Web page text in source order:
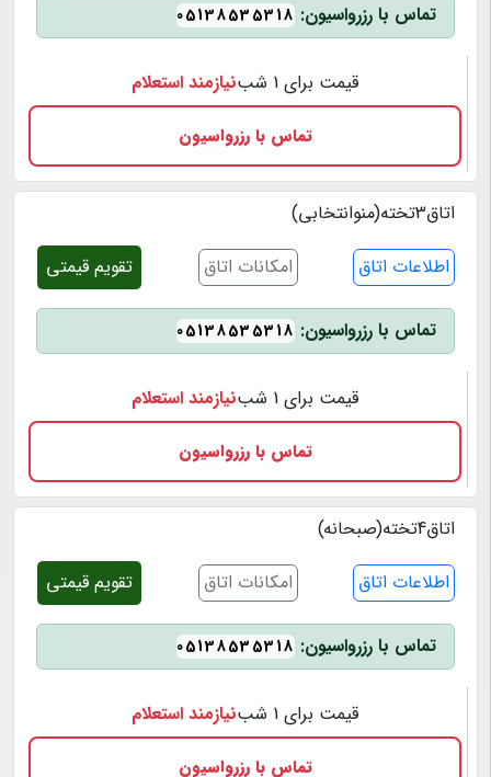
تماس با رزرواسیون: 05138535318
قیمت برای 1 شب نیازمند استعلام
تماس با رزرواسیون
اتاق3تخته(منوانتخابی)
اطلاعات اتاق
امکانات اتاق تقویم قیمتی
تماس با رزرواسیون: 05138535318
قیمت برای 1 شب نیازمند استعلام
تماس با رزرواسیون
اتاق4تخته(صبحانه)
اطلاعات اتاق
امکانات اتاق تقویم قیمتی
تماس با رزرواسیون: 05138535318
قیمت برای 1 شب نیازمند استعلام
تماس با رزرواسیون